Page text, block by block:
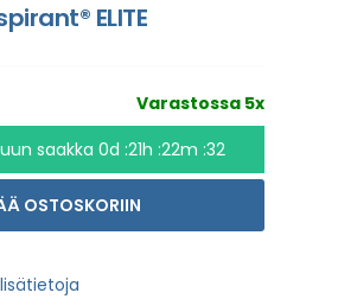
ELITE
Varastossa 5x
saakka0d :21h :22m :31
OSTOSKORIIN
lisätietoja